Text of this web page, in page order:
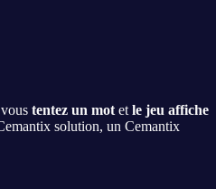
tentez un mot et le jeu affiche
solution, un Cemantix